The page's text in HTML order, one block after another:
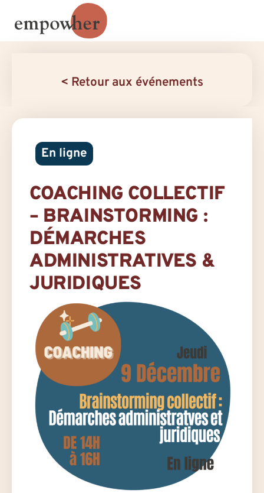
< Retour aux événements
En ligne
COACHING COLLECTIF
– BRAINSTORMING :
DÉMARCHES
ADMINISTRATIVES &
JURIDIQUES